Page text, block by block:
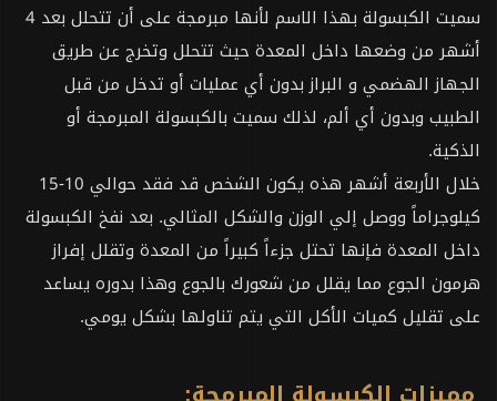
سميت الكبسولة بهذا الاسم لأنها مبرمجة على أن تتحلل بعد 4
أشهر من وضعها داخل المعدة حيث تتحلل وتخرج عن طريق
الجهاز الهضمي و البراز بدون أي عمليات أو تدخل من قبل
الطبيب وبدون أي ألم، لذلك سميت بالكبسولة المبرمجة أو
الذكية.
خلال الأربعة أشهر هذه يكون الشخص قد فقد حوالي 10-15
كيلوجراماً ووصل إلي الوزن والشكل المثالي. بعد نفخ الكبسولة
داخل المعدة فإنها تحتل جزءاً كبيراً من المعدة وتقلل إفراز
هرمون الجوع مما يقلل من شعورك بالجوع وهذا بدوره يساعد
على تقليل كميات الأكل التي يتم تناولها بشكل يومي.